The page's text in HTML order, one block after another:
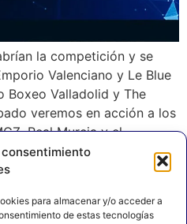
para almacenar y/o acceder a
de estas tecnologías
la competición y se
Valenciano y Le Blue
Boxeo Valladolid y The
veremos en acción a los
Real Murcia y el
Todos lucharán por puntuar